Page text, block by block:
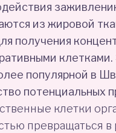
из жировой
получения
популярной в
потенциальных
клетки
превращаться в